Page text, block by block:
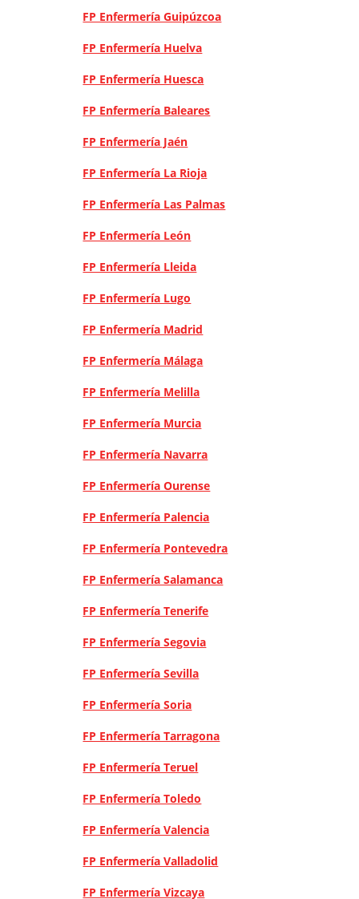
FP Enfermería Guipúzcoa
FP Enfermería Huelva
FP Enfermería Huesca
FP Enfermería Baleares
FP Enfermería Jaén
FP Enfermería La Rioja
FP Enfermería Las Palmas
FP Enfermería León
FP Enfermería Lleida
FP Enfermería Lugo
FP Enfermería Madrid
FP Enfermería Málaga
FP Enfermería Melilla
FP Enfermería Murcia
FP Enfermería Navarra
FP Enfermería Ourense
FP Enfermería Palencia
FP Enfermería Pontevedra
FP Enfermería Salamanca
FP Enfermería Tenerife
FP Enfermería Segovia
FP Enfermería Sevilla
FP Enfermería Soria
FP Enfermería Tarragona
FP Enfermería Teruel
FP Enfermería Toledo
FP Enfermería Valencia
FP Enfermería Valladolid
FP Enfermería Vizcaya